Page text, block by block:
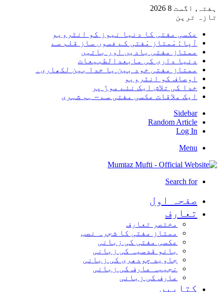
ہفتہ, اگست 8 2026
تازہ ترین
عکسی مفتی کا دنیا نیوز کو انٹرویو
آپا : مْمتاز مْفتی کے فسوں ساز قلم سے
ممتاز مفتی یادیں اور باتیں
دنیا داری کی مابعدالطبیعات
ممتاز مفتی خود بین یا خدا بین لکھاری۔
اوصاف کو انٹرویو
خدا کی تلاش ایک نئے موڑ پر
ایک ملاقات عکسی مفتی سے – ہم شہری
Sidebar
Random Article
Log In
Menu
Search for
صفحہ اول
تعارف
مختصر تعارف
ممتاز مفتی کا شجرہ نصب
عکسی مفتی کی زبانی
بانو قدسیہ کی زبانی
جاوید چودھری کی زبانی
نجیبہ عارف کی زبانی
عارف کی زبانی
کتابیں